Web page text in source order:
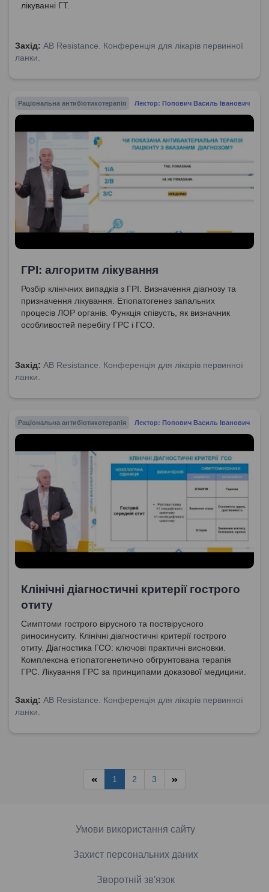
лікуванні ГТ.
Захід: AB Resistance. Конференція для лікарів первинної
ланки.
Раціональна антибіотикотерапія Лектор: Попович Василь Іванович
ГРІ: алгоритм лікування
Розбір клінічних випадків з ГРІ. Визначення діагнозу та
призначення лікування. Етіопатогенез запальних
процесів ЛОР органів. Функція співусть, як визначник
особливостей перебігу ГРС і ГСО.
Захід: AB Resistance. Конференція для лікарів первинної
ланки.
Раціональна антибіотикотерапія Лектор: Попович Василь Іванович
Клінічні діагностичні критерії гострого
отиту
Симптоми гострого вірусного та поствірусного
риносинуситу. Клінічні діагностичні критерії гострого
отиту. Діагностика ГСО: ключові практичні висновки.
Комплексна етіопатогенетично обгрунтована терапія
ГРС. Лікування ГРС за принципами доказової медицини.
Захід: AB Resistance. Конференція для лікарів первинної
ланки.
1 2 3
Умови використання сайту
Захист персональних даних
Зворотній зв'язок